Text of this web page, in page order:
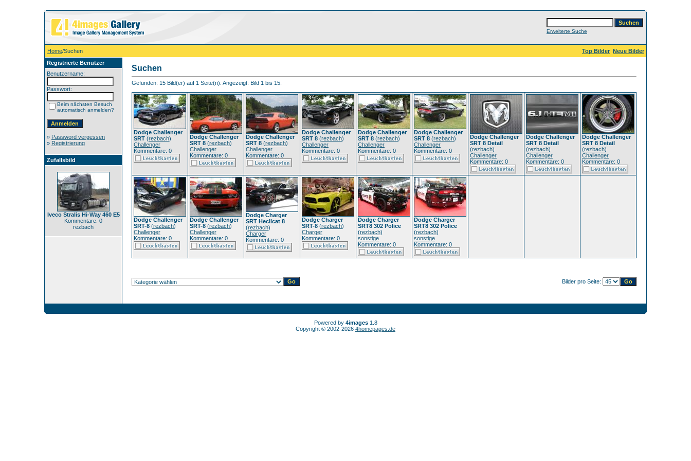
Erweiterte Suche
Home/Suchen Top Bilder Neue Bilder
Registrierte Benutzer
Benutzername:
Passwort:
Beim nächsten Besuch
automatisch anmelden?
» Password vergessen
» Registrierung
Zufallsbild
Iveco Stralis Hi-Way 460 E5
Kommentare: 0
rezbach
Suchen
Gefunden: 15 Bild(er) auf 1 Seite(n). Angezeigt: Bild 1 bis 15.
Dodge Challenger
SRT (rezbach)
Challenger
Kommentare: 0
Dodge Challenger
SRT 8 (rezbach)
Challenger
Kommentare: 0
Dodge Challenger
SRT 8 (rezbach)
Challenger
Kommentare: 0
Dodge Challenger
SRT 8 (rezbach)
Challenger
Kommentare: 0
Dodge Challenger
SRT 8 (rezbach)
Challenger
Kommentare: 0
Dodge Challenger
SRT 8 (rezbach)
Challenger
Kommentare: 0
Dodge Challenger
SRT 8 Detail
(rezbach)
Challenger
Kommentare: 0
Dodge Challenger
SRT 8 Detail
(rezbach)
Challenger
Kommentare: 0
Dodge Challenger
SRT 8 Detail
(rezbach)
Challenger
Kommentare: 0
Dodge Challenger
SRT-8 (rezbach)
Challenger
Kommentare: 0
Dodge Challenger
SRT-8 (rezbach)
Challenger
Kommentare: 0
Dodge Charger
SRT Hecllcat 8
(rezbach)
Charger
Kommentare: 0
Dodge Charger
SRT-8 (rezbach)
Charger
Kommentare: 0
Dodge Charger
SRT8 302 Police
(rezbach)
sonstige
Kommentare: 0
Dodge Charger
SRT8 302 Police
(rezbach)
sonstige
Kommentare: 0
Bilder pro Seite:
Powered by 4images1.8
Copyright © 2002-2026 4homepages.de